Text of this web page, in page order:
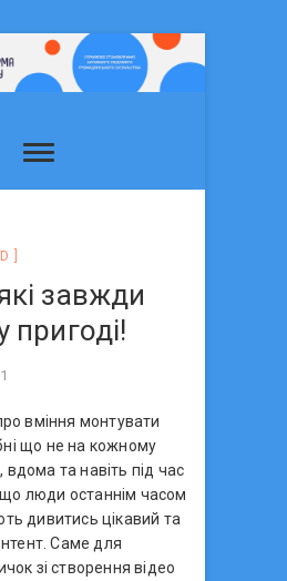
завжди
пригоді!
вміння монтувати
що не на кожному
вдома та навіть під час
люди останнім часом
дивитись цікавий та
Саме для
зі створення відео